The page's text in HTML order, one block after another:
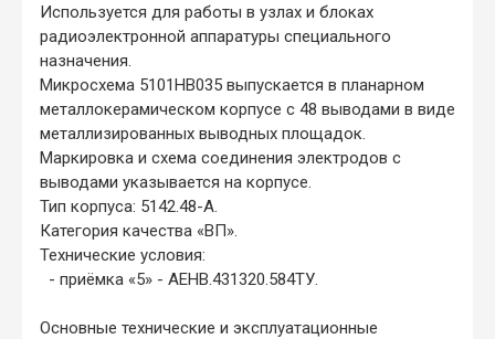
Используется для работы в узлах и блоках
радиоэлектронной аппаратуры специального
назначения.
Микросхема 5101НВ035 выпускается в планарном
металлокерамическом корпусе с 48 выводами в виде
металлизированных выводных площадок.
Маркировка и схема соединения электродов с
выводами указывается на корпусе.
Тип корпуса: 5142.48-А.
Категория качества «ВП».
Технические условия:
- приёмка «5» - АЕНВ.431320.584ТУ.
Основные технические и эксплуатационные